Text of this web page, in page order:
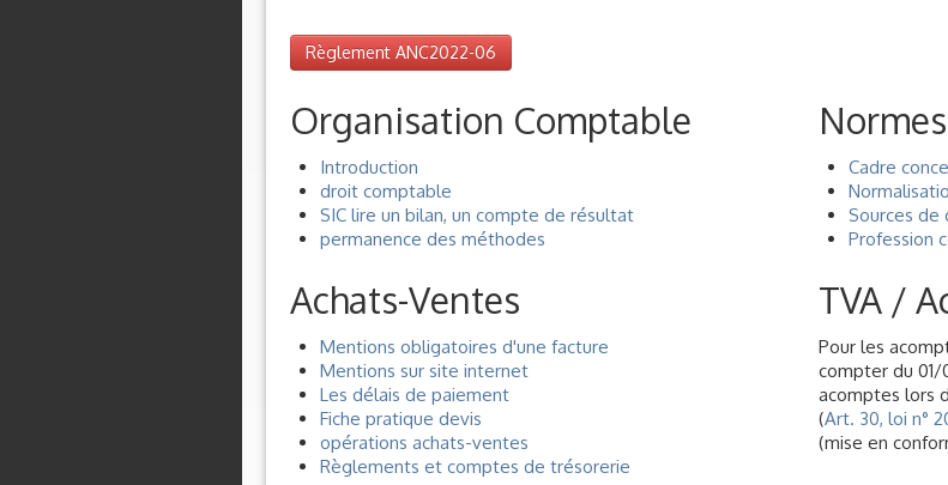
Règlement ANC2022-06
Organisation Comptable
Introduction
droit comptable
SIC lire un bilan, un compte de résultat
permanence des méthodes
Normes
Cadre
Sources
Profession
Achats-Ventes
Mentions obligatoires d'une facture
Mentions sur site internet
Les délais de paiement
Fiche pratique devis
opérations achats-ventes
Règlements et comptes de trésorerie
TVA /
Pour les
compter du 01/
acomptes lors
(Art. 30, loi n°
(mise en